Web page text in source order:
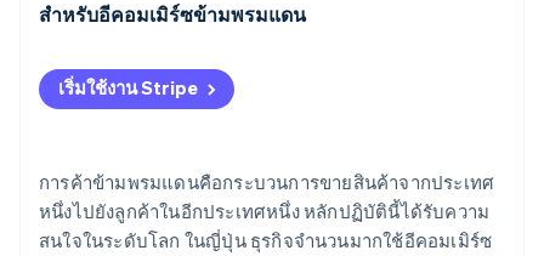
บริการการชำระเงินตามรอบบิล
ข้อกําหนดท้องถิ่น
สําหรับอีคอมเมิร์ซข้ามพรมแดน
เริ่มใช้งาน Stripe
การค้าข้ามพรมแดนคือกระบวนการขายสินค้าจากประเทศ
หนึ่งไปยังลูกค้าในอีกประเทศหนึ่ง หลักปฏิบัตินี้ได้รับความ
สนใจในระดับโลก ในญี่ปุ่น ธุรกิจจำนวนมากใช้อีคอมเมิร์ซ